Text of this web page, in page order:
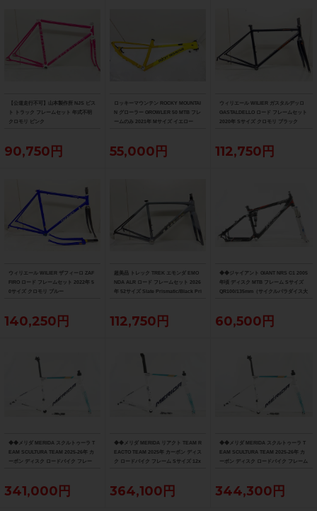
【公道走行不可】山本製作所 NJS ピス
ト トラック フレームセット 年式不明
クロモリ ピンク
90,750円
ロッキーマウンテン ROCKY MOUNTAI
N グローラー GROWLER 50 MTB フレ
ームのみ 2021年 Mサイズ イエロー
55,000円
ウィリエール WILIER ガスタルデッロ
GASTALDELLO ロード フレームセット
2020年 Sサイズ クロモリ ブラック
112,750円
ウィリエール WILIER ザフィーロ ZAF
FIRO ロード フレームセット 2022年 5
0サイズ クロモリ ブルー
140,250円
超美品 トレック TREK エモンダ EMO
NDA ALR ロード フレームセット 2026
年 52サイズ Slate Prismatic/Black Pri
112,750円
◆◆ジャイアント GIANT NRS C1 2005
年頃 ディスク MTB フレーム Sサイズ
QR100/135mm（サイクルパラダイス大
60,500円
◆◆メリダ MERIDA スクルトゥーラ T
EAM SCULTURA TEAM 2025-26年 カ
ーボン ディスク ロードバイク フレー
341,000円
◆◆メリダ MERIDA リアクト TEAM R
EACTO TEAM 2025年 カーボン ディス
ク ロードバイク フレーム Sサイズ 12x
364,100円
◆◆メリダ MERIDA スクルトゥーラ T
EAM SCULTURA TEAM 2025-26年 カ
ーボン ディスク ロードバイク フレーム
344,300円